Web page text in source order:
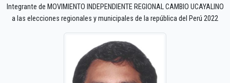
Integrante de MOVIMIENTO INDEPENDIENTE REGIONAL CAMBIO UCAYALINO
a las elecciones regionales y municipales de la república del Perú 2022